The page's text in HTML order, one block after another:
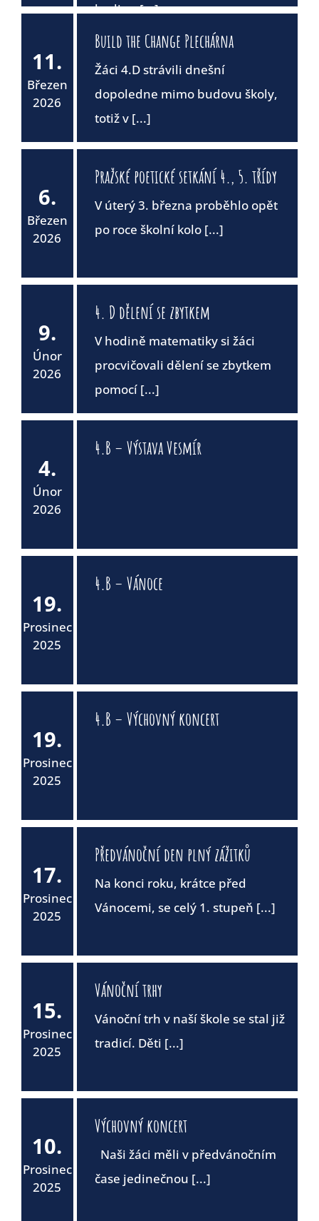
hodinu [...]
11.
Březen
2026
Build the Change Plechárna
Žáci 4.D strávili dnešní
dopoledne mimo budovu školy,
totiž v [...]
6.
Březen
2026
Pražské poetické setkání 4., 5. třídy
V úterý 3. března proběhlo opět
po roce školní kolo [...]
9.
Únor
2026
4. D dělení se zbytkem
V hodině matematiky si žáci
procvičovali dělení se zbytkem
pomocí [...]
4.
Únor
2026
4.B – Výstava Vesmír
19.
Prosinec
2025
4.B – Vánoce
19.
Prosinec
2025
4.B – Výchovný koncert
17.
Prosinec
2025
Předvánoční den plný zážitků
Na konci roku, krátce před
Vánocemi, se celý 1. stupeň [...]
15.
Prosinec
2025
Vánoční trhy
Vánoční trh v naší škole se stal již
tradicí. Děti [...]
10.
Prosinec
2025
Výchovný koncert
Naši žáci měli v předvánočním
čase jedinečnou [...]